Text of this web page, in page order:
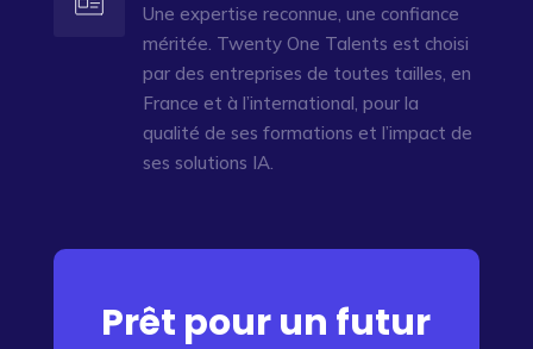
Une expertise reconnue, une confiance
méritée. Twenty One Talents est choisi
par des entreprises de toutes tailles, en
France et à l’international, pour la
qualité de ses formations et l’impact de
ses solutions IA.
Prêt pour un futur